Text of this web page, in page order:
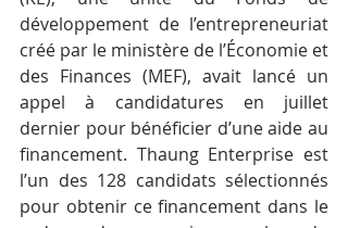
développement de l’entrepreneuriat
créé par le ministère de l’Économie et
des Finances (MEF), avait lancé un
appel à candidatures en juillet
dernier pour bénéficier d’une aide au
financement. Thaung Enterprise est
l’un des 128 candidats sélectionnés
pour obtenir ce financement dans le